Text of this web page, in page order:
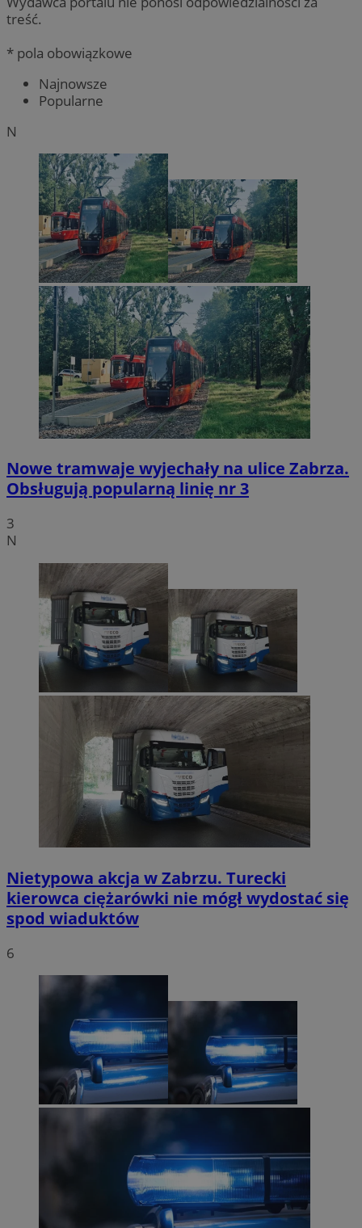
treść.
* pola obowiązkowe
Najnowsze
Popularne
N
Nowe tramwaje wyjechały na ulice Zabrza.
Obsługują popularną linię nr 3
3
N
Nietypowa akcja w Zabrzu. Turecki
kierowca ciężarówki nie mógł wydostać się
spod wiaduktów
6